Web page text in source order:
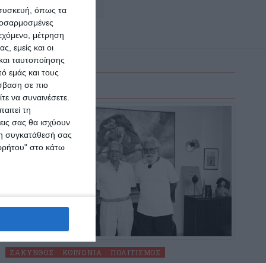
όπως τα
μέτρηση
εμείς και οι
ταυτοποίησης
εμάς και τους
σε πιο
να συναινέσετε.
τη
σας θα ισχύουν
συγκατάθεσή σας
στο κάτω
Αφήστε ένα σχόλιο
ΖΆΚΥΝΘΟΣ ΚΟΙΝΩΝΊΑ ΠΟΛΙΤΙΣΜΌΣ